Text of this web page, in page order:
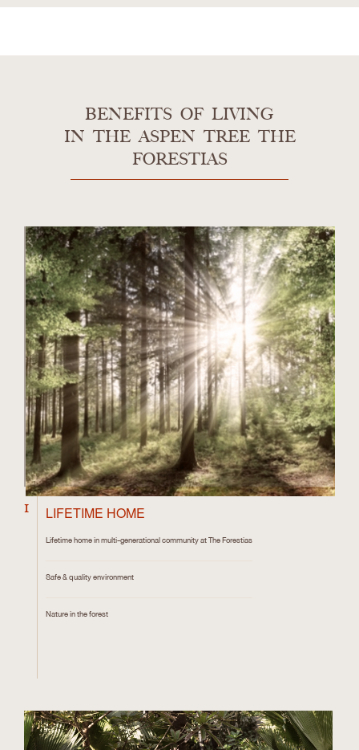
BENEFITS OF LIVING
IN THE ASPEN TREE THE
FORESTIAS
1 LIFETIME HOME
Lifetime home in multi-generational community at The Forestias
Safe & quality environment
Nature in the forest